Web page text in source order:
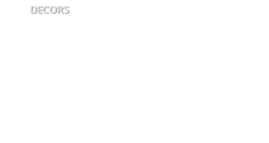
DECORS